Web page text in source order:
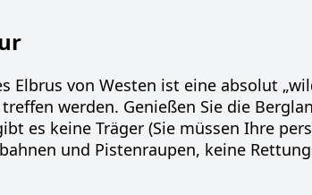
Elbrus von Westen ist eine absolut
werden. Genießen Sie die
es keine Träger (Sie müssen Ihre
und Pistenraupen, keine